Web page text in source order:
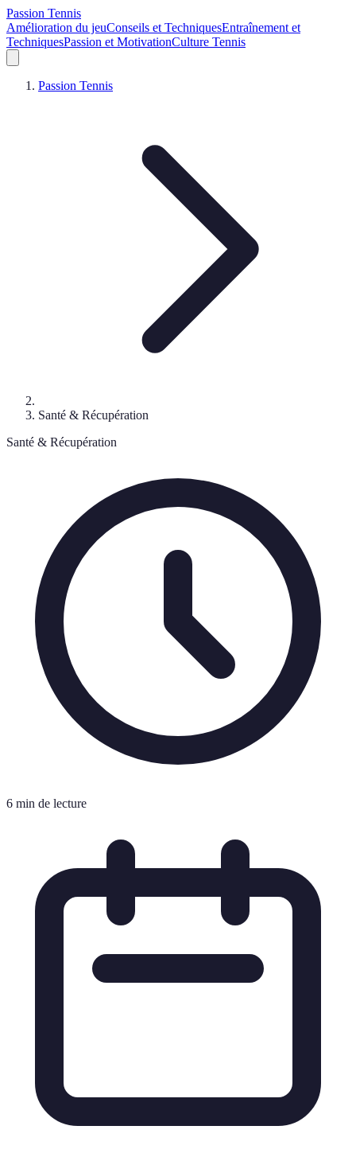
Passion Tennis
Amélioration du jeuConseils et TechniquesEntraînement et
TechniquesPassion et MotivationCulture Tennis
Passion Tennis
Santé & Récupération
Santé & Récupération
6 min de lecture